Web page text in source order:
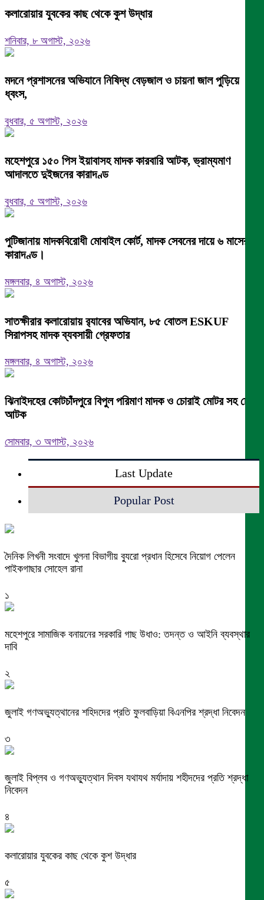
কলারোয়ার যুবকের কাছ থেকে কুশ উদ্ধার
শনিবার, ৮ অগাস্ট, ২০২৬
মদনে প্রশাসনের অভিযানে নিষিদ্ধ বেড়জাল ও চায়না জাল পুড়িয়ে
ধ্বংস,
বুধবার, ৫ অগাস্ট, ২০২৬
মহেশপুরে ১৫০ পিস ইয়াবাসহ মাদক কারবারি আটক, ভ্রাম্যমাণ
আদালতে দুইজনের কারাদণ্ড
বুধবার, ৫ অগাস্ট, ২০২৬
পুটিজানায় মাদকবিরোধী মোবাইল কোর্ট, মাদক সেবনের দায়ে ৬ মাসের
কারাদণ্ড।
মঙ্গলবার, ৪ অগাস্ট, ২০২৬
সাতক্ষীরার কলারোয়ায় র‍্যাবের অভিযান, ৮৫ বোতল ESKUF
সিরাপসহ মাদক ব্যবসায়ী গ্রেফতার
মঙ্গলবার, ৪ অগাস্ট, ২০২৬
ঝিনাইদহের কোটচাঁদপুরে বিপুল পরিমাণ মাদক ও চোরাই মোটর সহ চোর
আটক
সোমবার, ৩ অগাস্ট, ২০২৬
Last Update
Popular Post
দৈনিক লিখনী সংবাদে খুলনা বিভাগীয় ব্যুরো প্রধান হিসেবে নিয়োগ পেলেন
পাইকগাছার সোহেল রানা
১
মহেশপুরে সামাজিক বনায়নের সরকারি গাছ উধাও: তদন্ত ও আইনি ব্যবস্থার
দাবি
২
জুলাই গণঅভ্যুত্থানের শহিদদের প্রতি ফুলবাড়িয়া বিএনপির শ্রদ্ধা নিবেদন
৩
জুলাই বিপ্লব ও গণঅভ্যুত্থান দিবস যথাযথ মর্যাদায় শহীদদের প্রতি শ্রদ্ধা
নিবেদন
৪
কলারোয়ার যুবকের কাছ থেকে কুশ উদ্ধার
৫